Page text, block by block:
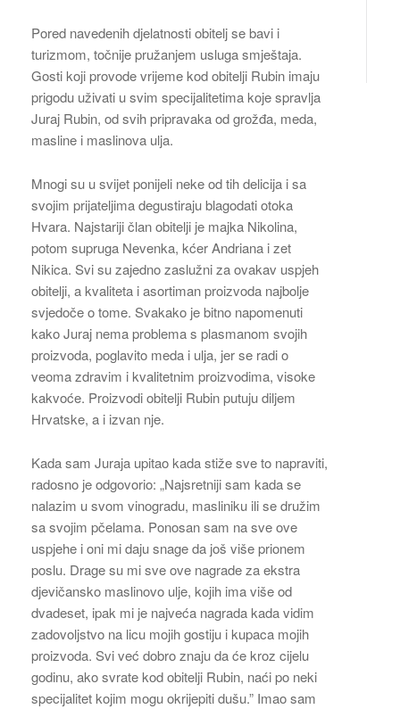
Pored navedenih djelatnosti obitelj se bavi i
turizmom, točnije pružanjem usluga smještaja.
Gosti koji provode vrijeme kod obitelji Rubin imaju
prigodu uživati u svim specijalitetima koje spravlja
Juraj Rubin, od svih pripravaka od grožđa, meda,
masline i maslinova ulja.
Mnogi su u svijet ponijeli neke od tih delicija i sa
svojim prijateljima degustiraju blagodati otoka
Hvara. Najstariji član obitelji je majka Nikolina,
potom supruga Nevenka, kćer Andriana i zet
Nikica. Svi su zajedno zaslužni za ovakav uspjeh
obitelji, a kvaliteta i asortiman proizvoda najbolje
svjedoče o tome. Svakako je bitno napomenuti
kako Juraj nema problema s plasmanom svojih
proizvoda, poglavito meda i ulja, jer se radi o
veoma zdravim i kvalitetnim proizvodima, visoke
kakvoće. Proizvodi obitelji Rubin putuju diljem
Hrvatske, a i izvan nje.
Kada sam Juraja upitao kada stiže sve to napraviti,
radosno je odgovorio: „Najsretniji sam kada se
nalazim u svom vinogradu, masliniku ili se družim
sa svojim pčelama. Ponosan sam na sve ove
uspjehe i oni mi daju snage da još više prionem
poslu. Drage su mi sve ove nagrade za ekstra
djevičansko maslinovo ulje, kojih ima više od
dvadeset, ipak mi je najveća nagrada kada vidim
zadovoljstvo na licu mojih gostiju i kupaca mojih
proizvoda. Svi već dobro znaju da će kroz cijelu
godinu, ako svrate kod obitelji Rubin, naći po neki
specijalitet kojim mogu okrijepiti dušu.” Imao sam